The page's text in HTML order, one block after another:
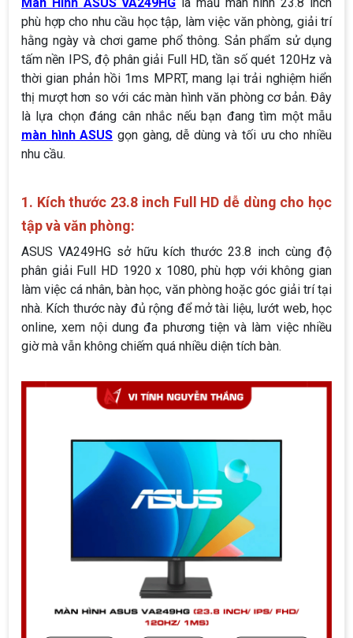
phù hợp cho nhu cầu học tập, làm việc văn phòng, giải trí
hằng ngày và chơi game phổ thông. Sản phẩm sử dụng
tấm nền IPS, độ phân giải Full HD, tần số quét 120Hz và
thời gian phản hồi 1ms MPRT, mang lại trải nghiệm hiển
thị mượt hơn so với các màn hình văn phòng cơ bản. Đây
là lựa chọn đáng cân nhắc nếu bạn đang tìm một mẫu
màn hình ASUS gọn gàng, dễ dùng và tối ưu cho nhiều
nhu cầu.
1. Kích thước 23.8 inch Full HD dễ dùng cho học
tập và văn phòng:
ASUS VA249HG sở hữu kích thước 23.8 inch cùng độ
phân giải Full HD 1920 x 1080, phù hợp với không gian
làm việc cá nhân, bàn học, văn phòng hoặc góc giải trí tại
nhà. Kích thước này đủ rộng để mở tài liệu, lướt web, học
online, xem nội dung đa phương tiện và làm việc nhiều
giờ mà vẫn không chiếm quá nhiều diện tích bàn.